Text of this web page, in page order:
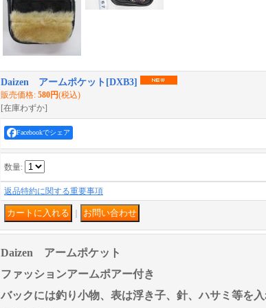
Daizen アームポケット [DXB3]
販売価格: 580円(税込)
[在庫わずか]
Facebookでシェア
数量:
返品特約に関する重要事項
Daizen アームポケット
ファッションアームポアー付き
バックには釣り小物、表は浮き子、針、ハサミ等を入